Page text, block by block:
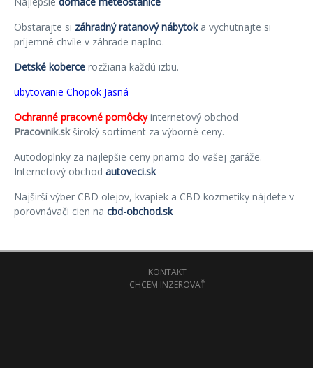
Obstarajte si záhradný ratanový nábytoka vychutnajte si
príjemné chvíle v záhrade naplno.
Detské koberce rozžiaria každú izbu.
ubytovanie Chopok Jasná
Ochranné pracovné pomôckyinternetový obchod
Pracovnik.skširoký sortiment za výborné ceny.
Autodoplnky za najlepšie ceny priamo do vašej garáže.
Internetový obchod autoveci.sk
Najširší výber CBD olejov, kvapiek a CBD kozmetiky nájdete v
porovnávači cien na cbd-obchod.sk
KONTAKT
CHCEM INZEROVAŤ